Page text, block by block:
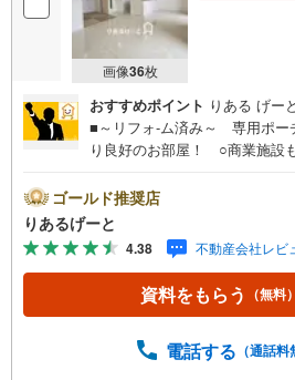
画像36枚
おすすめポイント りある げーと
■～リフォ-ム済み～ 専用ポー
り良好のお部屋！ ○商業施設
様にも嬉しい環境でお母さまも
ま！ちょっと見学してみたい
売主さまの都合等で見学ができ
気軽に「りあるげーと」までお
げーと」が選ばれるポイント
も対応致します！・営業時間
す！■各種相談、承ります！■
ゴールド推奨店
りあるげーと
4.38 不動産会社レビ
資料をもらう （無料）
電話する （通話料